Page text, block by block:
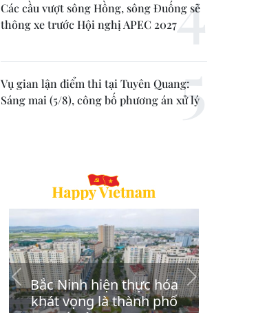
Các cầu vượt sông Hồng, sông Đuống sẽ
thông xe trước Hội nghị APEC 2027
Vụ gian lận điểm thi tại Tuyên Quang:
Sáng mai (5/8), công bố phương án xử lý